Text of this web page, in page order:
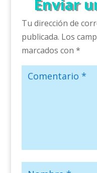
Enviar
Tu dirección de
publicada. Los
marcados con *